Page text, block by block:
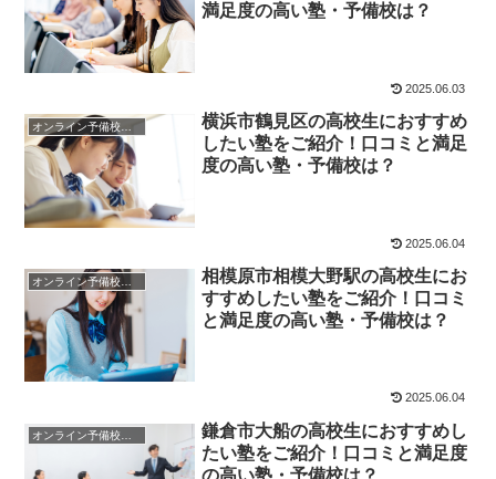
満足度の高い塾・予備校は？
2025.06.03
横浜市鶴見区の高校生におすすめ
したい塾をご紹介！口コミと満足
度の高い塾・予備校は？
2025.06.04
オンライン予備校・塾の活用法
相模原市相模大野駅の高校生にお
すすめしたい塾をご紹介！口コミ
と満足度の高い塾・予備校は？
2025.06.04
鎌倉市大船の高校生におすすめし
たい塾をご紹介！口コミと満足度
の高い塾・予備校は？